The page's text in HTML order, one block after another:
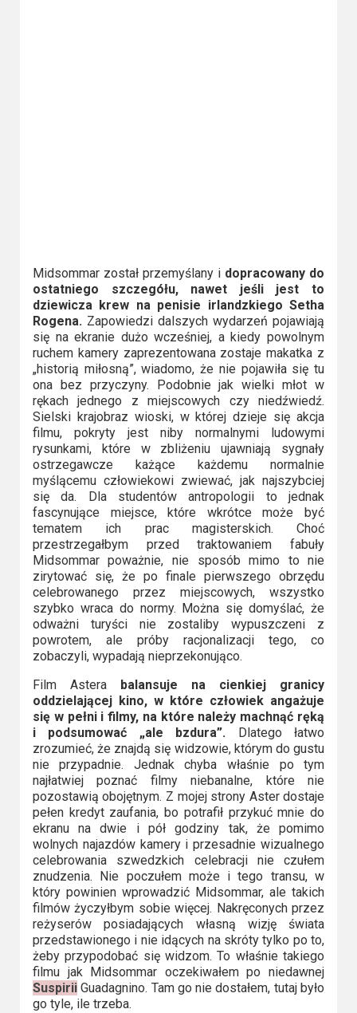
Midsommar został przemyślany i dopracowany do
ostatniego szczegółu, nawet jeśli jest to
dziewicza krew na penisie irlandzkiego Setha
Rogena.Zapowiedzi dalszych wydarzeń pojawiają
się na ekranie dużo wcześniej, a kiedy powolnym
ruchem kamery zaprezentowana zostaje makatka z
„historią miłosną”, wiadomo, że nie pojawiła się tu
ona bez przyczyny. Podobnie jak wielki młot w
rękach jednego z miejscowych czy niedźwiedź.
Sielski krajobraz wioski, w której dzieje się akcja
filmu, pokryty jest niby normalnymi ludowymi
rysunkami, które w zbliżeniu ujawniają sygnały
ostrzegawcze każące każdemu normalnie
myślącemu człowiekowi zwiewać, jak najszybciej
się da. Dla studentów antropologii to jednak
fascynujące miejsce, które wkrótce może być
tematem ich prac magisterskich. Choć
przestrzegałbym przed traktowaniem fabuły
Midsommar poważnie, nie sposób mimo to nie
zirytować się, że po finale pierwszego obrzędu
celebrowanego przez miejscowych, wszystko
szybko wraca do normy. Można się domyślać, że
odważni turyści nie zostaliby wypuszczeni z
powrotem, ale próby racjonalizacji tego, co
zobaczyli, wypadają nieprzekonująco.
Film Astera balansuje na cienkiej granicy
oddzielającej kino, w które człowiek angażuje
się w pełni i filmy, na które należy machnąć ręką
i podsumować „ale bzdura”. Dlatego łatwo
zrozumieć, że znajdą się widzowie, którym do gustu
nie przypadnie. Jednak chyba właśnie po tym
najłatwiej poznać filmy niebanalne, które nie
pozostawią obojętnym. Z mojej strony Aster dostaje
pełen kredyt zaufania, bo potrafił przykuć mnie do
ekranu na dwie i pół godziny tak, że pomimo
wolnych najazdów kamery i przesadnie wizualnego
celebrowania szwedzkich celebracji nie czułem
znudzenia. Nie poczułem może i tego transu, w
który powinien wprowadzić Midsommar, ale takich
filmów życzyłbym sobie więcej. Nakręconych przez
reżyserów posiadających własną wizję świata
przedstawionego i nie idących na skróty tylko po to,
żeby przypodobać się widzom. To właśnie takiego
filmu jak Midsommar oczekiwałem po niedawnej
SuspiriiGuadagnino. Tam go nie dostałem, tutaj było
go tyle, ile trzeba.